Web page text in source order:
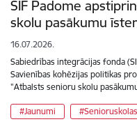
SIF Padome
skolu pasākumu
16.07.2026.
Sabiedrības integrācijas fonda
Savienības kohēzijas politikas
"Atbalsts senioru skolu
#Jaunumi